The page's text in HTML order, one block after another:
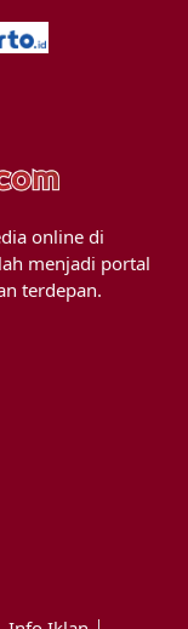
online di
menjadi portal
terdepan.